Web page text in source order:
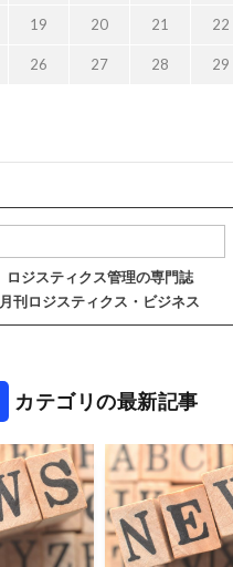
19 20 21 22
26 27 28 29
ロジスティクス管理の専門誌
月刊ロジスティクス・ビジネス
カテゴリの最新記事